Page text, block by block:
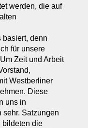
werden, die auf
basiert, denn
für unsere
Zeit und Arbeit
Westberliner
Diese
uns in
sehr. Satzungen
bildeten die